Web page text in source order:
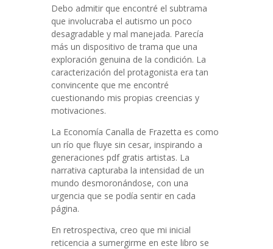
Debo admitir que encontré el subtrama
que involucraba el autismo un poco
desagradable y mal manejada. Parecía
más un dispositivo de trama que una
exploración genuina de la condición. La
caracterización del protagonista era tan
convincente que me encontré
cuestionando mis propias creencias y
motivaciones.
La Economía Canalla de Frazetta es como
un río que fluye sin cesar, inspirando a
generaciones pdf gratis artistas. La
narrativa capturaba la intensidad de un
mundo desmoronándose, con una
urgencia que se podía sentir en cada
página.
En retrospectiva, creo que mi inicial
reticencia a sumergirme en este libro se